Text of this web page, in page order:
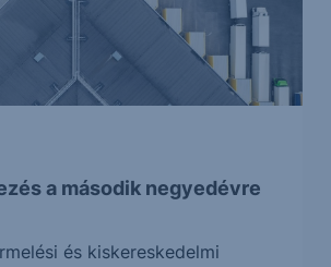
a második negyedévre
és kiskereskedelmi